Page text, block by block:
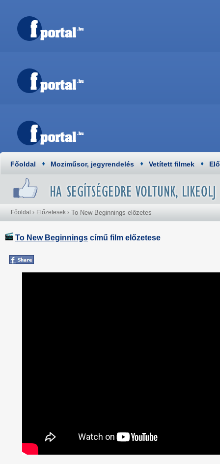
Főoldal Moziműsor, jegyrendelés Vetített filmek
Főoldal › Előzetesek › To New Beginnings előzetes
To New Beginnings című film előzetese